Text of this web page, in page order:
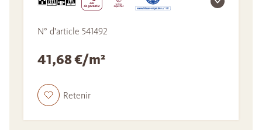
N° d'article 541492
41,68 €/m²
Retenir